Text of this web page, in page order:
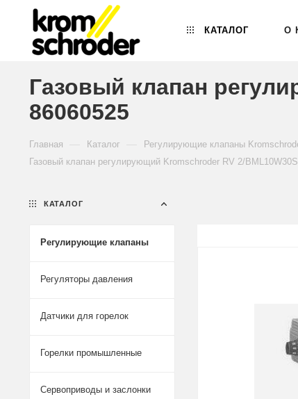
КАТАЛОГ О
Газовый клапан
86060525
Главная Каталог Регулирующие клапаны
Газовый клапан регулирующий Kromschroder RV 2/
КАТАЛОГ
Регулирующие клапаны
Регуляторы давления
Датчики для горелок
Горелки промышленные
Сервоприводы и заслонки